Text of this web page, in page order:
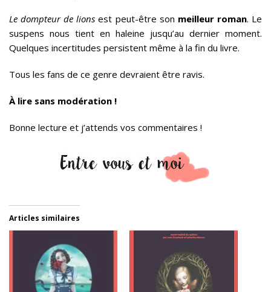
Le dompteur de lions est peut-être son meilleur roman. Le
suspens nous tient en haleine jusqu’au dernier moment.
Quelques incertitudes persistent même à la fin du livre.
Tous les fans de ce genre devraient être ravis.
À lire sans modération !
Bonne lecture et j’attends vos commentaires !
Articles similaires